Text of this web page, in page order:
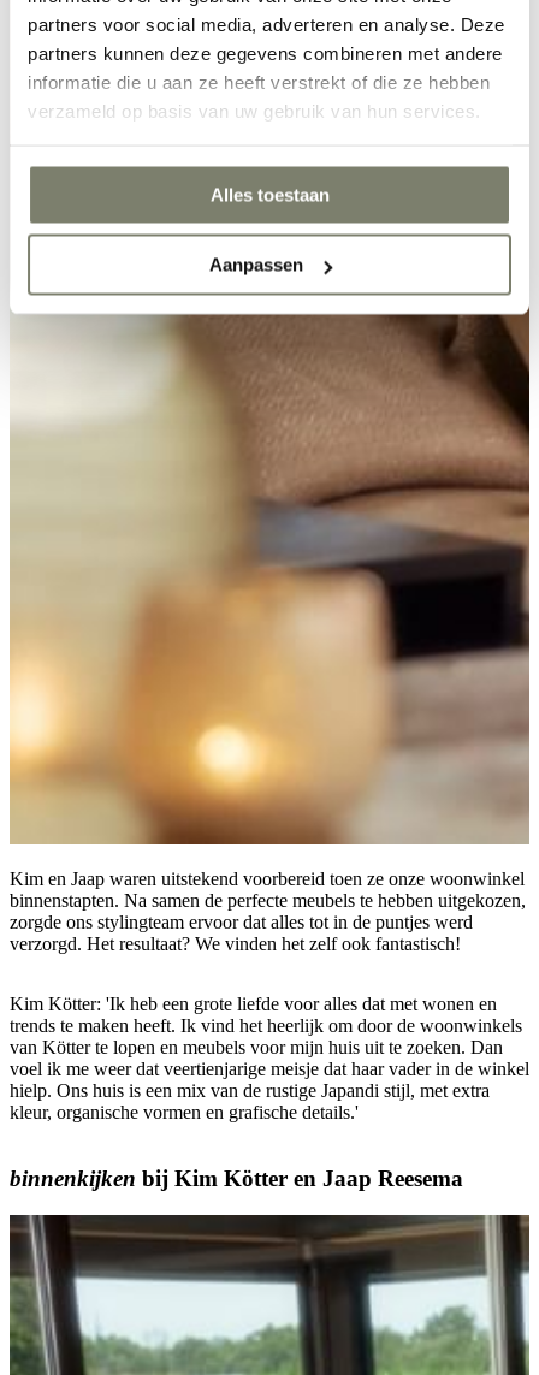
partners voor social media, adverteren en analyse. Deze
partners kunnen deze gegevens combineren met andere
informatie die u aan ze heeft verstrekt of die ze hebben
verzameld op basis van uw gebruik van hun services.
Alles toestaan
Aanpassen
Kim en Jaap waren uitstekend voorbereid toen ze onze woonwinkel
binnenstapten. Na samen de perfecte meubels te hebben uitgekozen,
zorgde ons stylingteam ervoor dat alles tot in de puntjes werd
verzorgd. Het resultaat? We vinden het zelf ook fantastisch!
Kim Kötter: 'Ik heb een grote liefde voor alles dat met wonen en
trends te maken heeft. Ik vind het heerlijk om door de woonwinkels
van Kötter te lopen en meubels voor mijn huis uit te zoeken. Dan
voel ik me weer dat veertienjarige meisje dat haar vader in de winkel
hielp. Ons huis is een mix van de rustige Japandi stijl, met extra
kleur, organische vormen en grafische details.'
binnenkijken bij Kim Kötter en Jaap Reesema